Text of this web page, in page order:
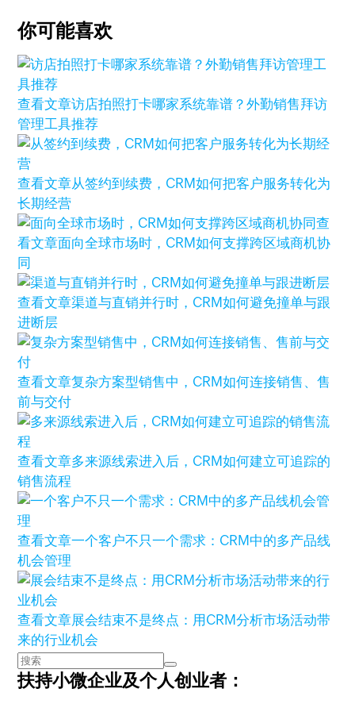
你可能喜欢
查看文章访店拍照打卡哪家系统靠谱？外勤销售拜访
管理工具推荐
查看文章从签约到续费，CRM如何把客户服务转化为
长期经营
查
看文章面向全球市场时，CRM如何支撑跨区域商机协
同
查看文章渠道与直销并行时，CRM如何避免撞单与跟
进断层
查看文章复杂方案型销售中，CRM如何连接销售、售
前与交付
查看文章多来源线索进入后，CRM如何建立可追踪的
销售流程
查看文章一个客户不只一个需求：CRM中的多产品线
机会管理
查看文章展会结束不是终点：用CRM分析市场活动带
来的行业机会
扶持小微企业及个人创业者：